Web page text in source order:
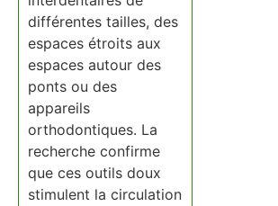
différentes tailles, des
espaces étroits aux
espaces autour des
ponts ou des
appareils
orthodontiques. La
recherche confirme
que ces outils doux
stimulent la circulation